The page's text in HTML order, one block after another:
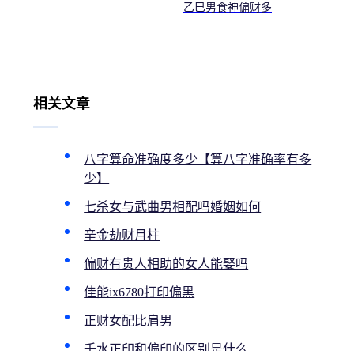
乙巳男食神偏财多
相关文章
八字算命准确度多少【算八字准确率有多
少】
七杀女与武曲男相配吗婚姻如何
辛金劫财月柱
偏财有贵人相助的女人能娶吗
佳能ix6780打印偏黑
正财女配比肩男